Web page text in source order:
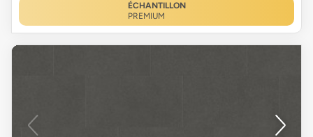
ÉCHANTILLON
PREMIUM